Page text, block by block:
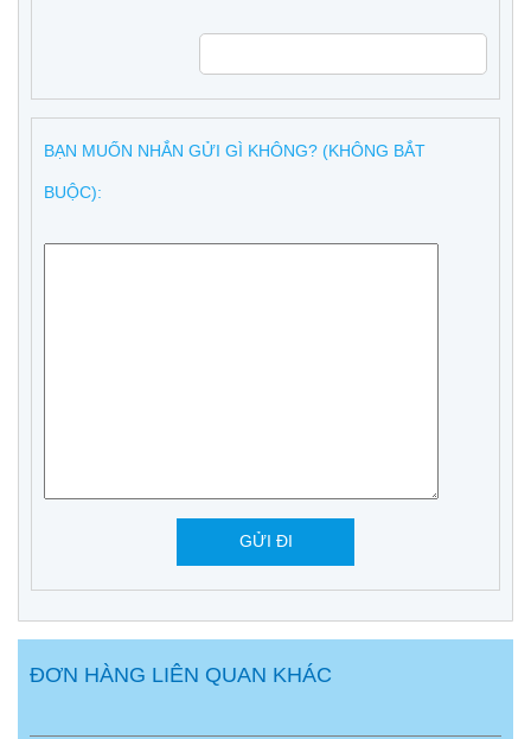
BẠN MUỐN NHẮN GỬI GÌ KHÔNG? (KHÔNG BẮT
BUỘC):
ĐƠN HÀNG LIÊN QUAN KHÁC